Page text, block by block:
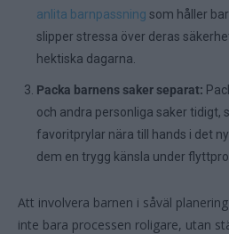
anlita barnpassning som håller
slipper stressa över deras
hektiska dagarna.
Packa barnens saker separat:
och andra personliga saker tidigt,
favoritprylar nära till hands i det
dem en trygg känsla under
Att involvera barnen i såväl
inte bara processen roligare, utan